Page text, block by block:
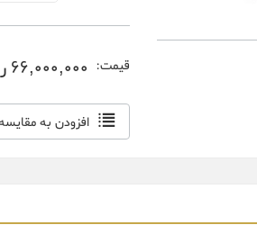
قیمت: 66,000,000 ریال
افزودن به